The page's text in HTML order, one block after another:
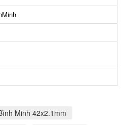
Minh 42x2.1mm